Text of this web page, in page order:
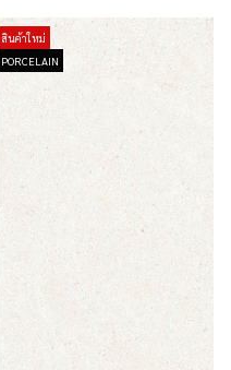
สินค้าใหม่
PORCELAIN